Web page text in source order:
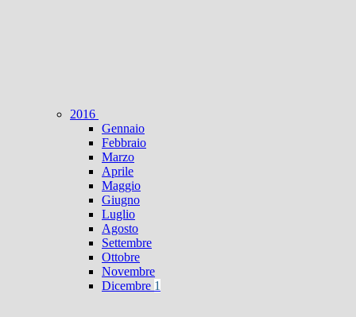
2016
Gennaio
Febbraio
Marzo
Aprile
Maggio
Giugno
Luglio
Agosto
Settembre
Ottobre
Novembre
Dicembre 1